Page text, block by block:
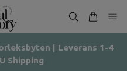
| Leverans 1-4
Shipping